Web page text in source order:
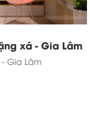
xá - Gia Lâm
- Gia Lâm